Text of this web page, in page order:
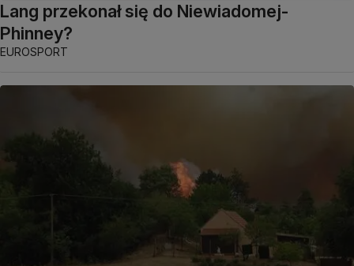
Lang przekonał się do Niewiadomej-
Phinney?
EUROSPORT